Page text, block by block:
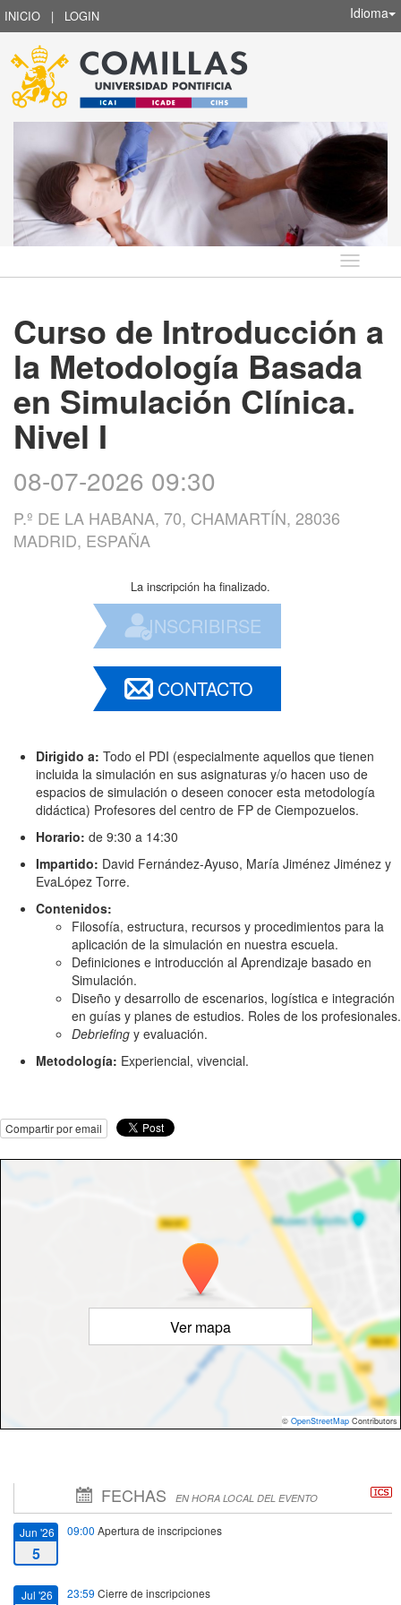
INICIO | LOGIN Idioma
Idioma
Curso de Introducción a
la Metodología Basada
en Simulación Clínica.
Nivel I
08-07-2026 09:30
P.º DE LA HABANA, 70, CHAMARTÍN, 28036
MADRID, ESPAÑA
La inscripción ha finalizado.
INSCRIBIRSE
CONTACTO
Dirigido a: Todo el PDI (especialmente aquellos que tienen
incluida la simulación en sus asignaturas y/o hacen uso de
espacios de simulación o deseen conocer esta metodología
didáctica) Profesores del centro de FP de Ciempozuelos.
Horario: de 9:30 a 14:30
Impartido: David Fernández-Ayuso, María Jiménez Jiménez y
EvaLópez Torre.
Contenidos:
Filosofía, estructura, recursos y procedimientos para la
aplicación de la simulación en nuestra escuela.
Definiciones e introducción al Aprendizaje basado en
Simulación.
Diseño y desarrollo de escenarios, logística e integración
en guías y planes de estudios. Roles de los profesionales.
Debriefing y evaluación.
Metodología: Experiencial, vivencial.
Compartir por email
Ver mapa
© OpenStreetMap Contributors
FECHAS EN HORA LOCAL DEL EVENTO
Jun '26
5
09:00 Apertura de inscripciones
Jul '26 23:59 Cierre de inscripciones